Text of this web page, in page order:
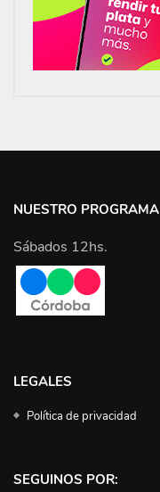
NUESTRO PROGRAMA
Sábados 12hs.
LEGALES
Política de privacidad
SEGUINOS POR: